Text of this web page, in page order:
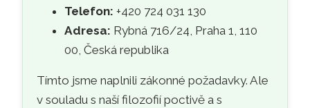
Telefon:+420 724 031 130
Adresa: Rybná 716/24, Praha 1, 110
00, Česká republika
Tímto jsme naplnili zákonné požadavky. Ale
v souladu s naší filozofií poctivě a s